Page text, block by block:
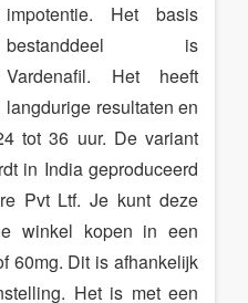
impotentie. Het basis
bestanddeel is
Vardenafil. Het heeft
langdurige resultaten en
tot 36 uur. De variant
in India geproduceerd
Pvt Ltf. Je kunt deze
winkel kopen in een
60mg. Dit is afhankelijk
Het is met een